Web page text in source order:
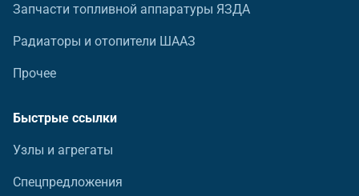
Запчасти топливной аппаратуры ЯЗДА
Радиаторы и отопители ШААЗ
Прочее
Быстрые ссылки
Узлы и агрегаты
Спецпредложения